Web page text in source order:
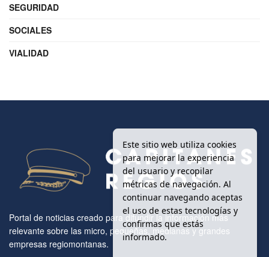
SEGURIDAD
SOCIALES
VIALIDAD
Portal de noticias creado para difundir la información más
relevante sobre las micro, pequeñas, medianas y grandes
empresas regiomontanas.
Este sitio web utiliza cookies
para mejorar la experiencia
del usuario y recopilar
métricas de navegación. Al
continuar navegando aceptas
el uso de estas tecnologías y
confirmas que estás
informado.